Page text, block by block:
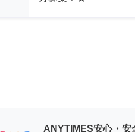
ANYTIMES安心・安